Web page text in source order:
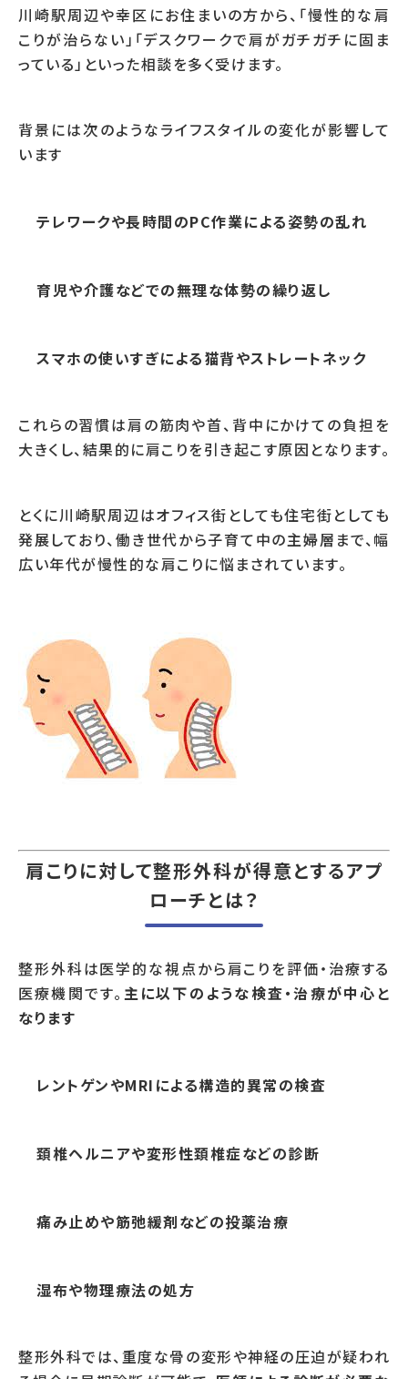
川崎駅周辺や幸区にお住まいの方から、「慢性的な肩
こりが治らない」「デスクワークで肩がガチガチに固ま
っている」といった相談を多く受けます。
背景には次のようなライフスタイルの変化が影響して
います
テレワークや長時間のPC作業による姿勢の乱れ
育児や介護などでの無理な体勢の繰り返し
スマホの使いすぎによる猫背やストレートネック
これらの習慣は肩の筋肉や首、背中にかけての負担を
大きくし、結果的に肩こりを引き起こす原因となります。
とくに川崎駅周辺はオフィス街としても住宅街としても
発展しており、働き世代から子育て中の主婦層まで、幅
広い年代が慢性的な肩こりに悩まされています。
肩こりに対して整形外科が得意とするアプ
ローチとは？
整形外科は医学的な視点から肩こりを評価・治療する
医療機関です。 主に以下のような検査・治療が中心と
なります
レントゲンやMRIによる構造的異常の検査
頚椎ヘルニアや変形性頚椎症などの診断
痛み止めや筋弛緩剤などの投薬治療
湿布や物理療法の処方
整形外科では、重度な骨の変形や神経の圧迫が疑われ